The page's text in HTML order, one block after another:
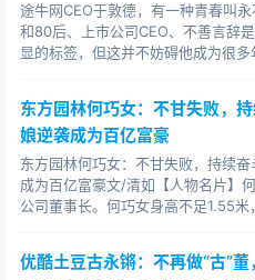
奥纳西斯和尼亚可斯，美国
港船王董浩云，都是这样做
合约，为期3年、5年甚至10
纳租金，但租金标准却要低
做，都讥笑他为“门外汉”，是
而包玉刚有自己的算盘，他
悉，不如先长租给别人，倒
了！ 包玉刚确实赶上了一
途牛网CEO于敦德，有一种青春叫
和80后、上市公司CEO、不善言辞
显的标签，但这并不妨碍他成为很
东方园林何巧女：不甘失败，
娘逆袭成为百亿富豪
东方园林何巧女：不甘失败，持续
成为百亿富豪文/清如【人物名片】
公司董事长。何巧女身高不足1.55
优酷土豆古永锵：不再做“古”